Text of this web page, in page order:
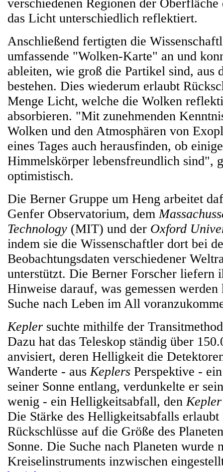
verschiedenen Regionen der Oberfläche
das Licht unterschiedlich reflektiert.
Anschließend fertigten die
umfassende "Wolken-Karte" an und
ableiten, wie groß die Partikel sind, aus
bestehen. Dies wiederum erlaubt
Menge Licht, welche die Wolken
absorbieren. "Mit zunehmenden
Wolken und den Atmosphären von
eines Tages auch herausfinden, ob
Himmelskörper lebensfreundlich sind",
optimistisch.
Die Berner Gruppe um Heng arbeitet
Genfer Observatorium, dem
Technology (MIT) und der Oxford
indem sie die Wissenschaftler dort bei
Beobachtungsdaten verschiedener
unterstützt. Die Berner Forscher liefern
Hinweise darauf, was gemessen
Suche nach Leben im All
Kepler suchte mithilfe der
Dazu hat das Teleskop ständig über
anvisiert, deren Helligkeit die
Wanderte - ausKeplers Perspektive -
seiner Sonne entlang, verdunkelte er
wenig - ein Helligkeitsabfall, denKepler
Die Stärke des Helligkeitsabfalls erlaubt
Rückschlüsse auf die Größe des
Sonne. Die Suche nach Planeten wurde
Kreiselinstruments inzwischen